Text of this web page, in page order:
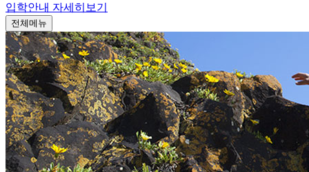
입학안내 자세히보기
전체메뉴